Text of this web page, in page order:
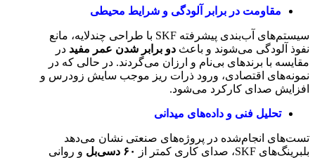
مقاومت در برابر آلودگی و شرایط محیطی
سیستم‌های آب‌بندی پیشرفته SKF با طراحی چندلایه، مانع
نفوذ آلودگی می‌شوند و باعث دو برابر شدن عمر مفید در
مقایسه با برندهای بی‌نام و ارزان می‌گردند. در حالی که در
نمونه‌های اقتصادی، ورود ذرات ریز موجب سایش زودرس و
افزایش صدای کارکرد می‌شود.
تحلیل فنی و داده‌های میدانی
تست‌های انجام‌شده در پروژه‌های صنعتی نشان می‌دهد
بلبرینگ‌های SKF، صدای کاری کمتر از
۶۰ دسی‌بل و روانی